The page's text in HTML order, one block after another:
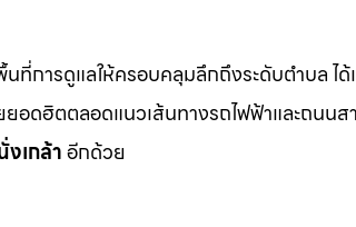
ที่การดูแลให้ครอบคลุมลึกถึงระดับตำบล ได้
อดฮิตตลอดแนวเส้นทางรถไฟฟ้าและถนน
งเกล้าอีกด้วย